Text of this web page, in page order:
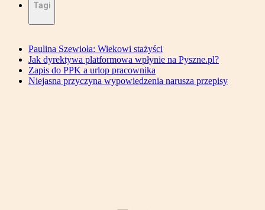
Tagi
Paulina Szewioła: Wiekowi stażyści
Jak dyrektywa platformowa wpłynie na Pyszne.pl?
Zapis do PPK a urlop pracownika
Niejasna przyczyna wypowiedzenia narusza przepisy